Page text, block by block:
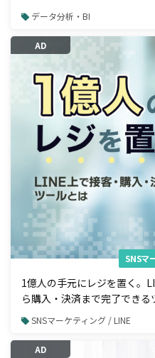
データ分析・BI
AD
SNSマ
1億人の手元にレジを置く。
ら購入・決済まで完了できる
SNSマーケティング / LINE
AD